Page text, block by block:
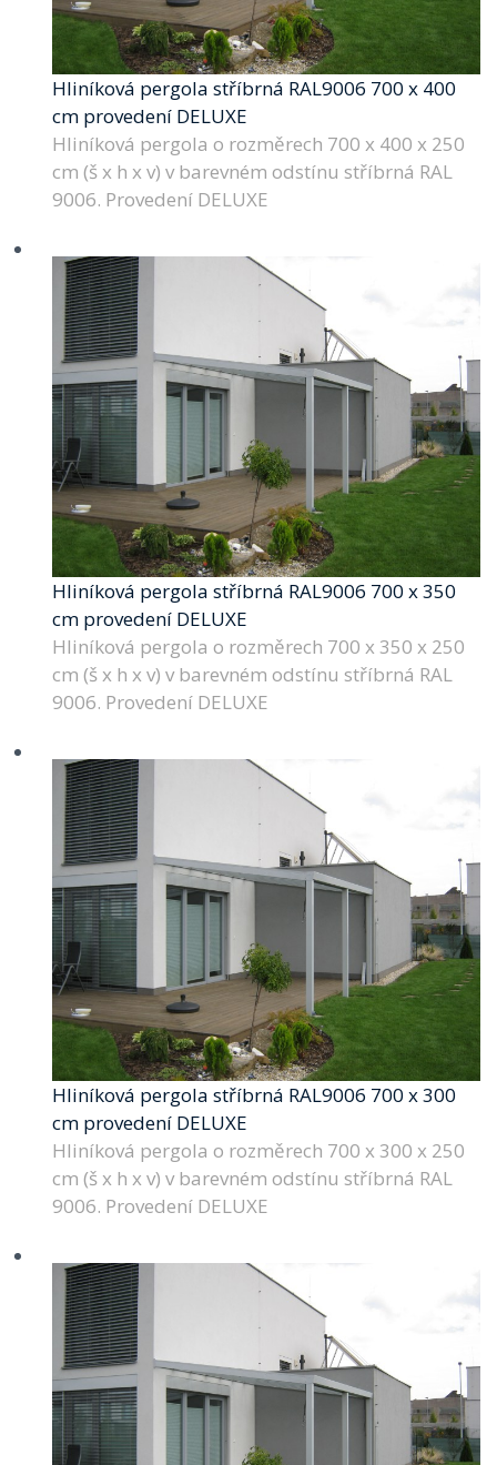
Hliníková pergola stříbrná RAL9006 700 x 400
cm provedení DELUXE
Hliníková pergola o rozměrech 700 x 400 x 250
cm (š x h x v) v barevném odstínu stříbrná RAL
9006. Provedení DELUXE
Hliníková pergola stříbrná RAL9006 700 x 350
cm provedení DELUXE
Hliníková pergola o rozměrech 700 x 350 x 250
cm (š x h x v) v barevném odstínu stříbrná RAL
9006. Provedení DELUXE
Hliníková pergola stříbrná RAL9006 700 x 300
cm provedení DELUXE
Hliníková pergola o rozměrech 700 x 300 x 250
cm (š x h x v) v barevném odstínu stříbrná RAL
9006. Provedení DELUXE